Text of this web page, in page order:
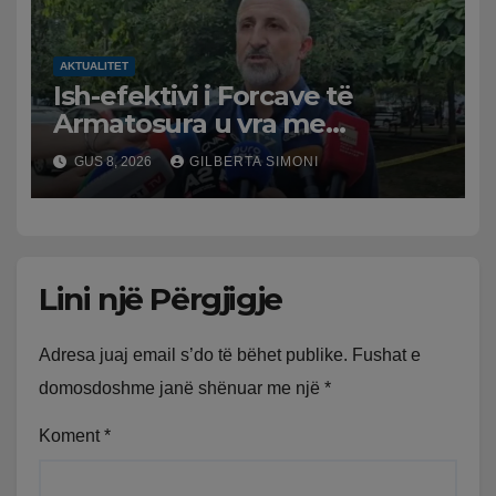
AKTUALITET
Ish-efektivi i Forcave të
Armatosura u vra me
kallashnikov nga shoku i
fëmijërisë, zv. drejtori i
Hetimit: Kishin konflikt të
GUS 8, 2026 GILBERTA SIMONI
Lini një Përgjigje
Adresa juaj email s’do të bëhet publike. Fushat e
domosdoshme janë shënuar me një *
Koment *